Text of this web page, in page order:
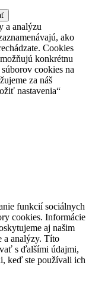
a analýzu
ako
Cookies
konkrétnu
cookies na
za náš
nastavenia“
funkcií sociálnych
cookies. Informácie
aj našim
a analýzy. Títo
s ďalšími údajmi,
keď ste používali ich